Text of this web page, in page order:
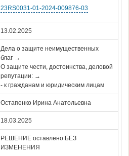
23RS0031-01-2024-009876-03
13.02.2025
Дела о защите неимущественных
благ →
О защите чести, достоинства, деловой
репутации: →
- к гражданам и юридическим лицам
Остапенко Ирина Анатольевна
18.03.2025
РЕШЕНИЕ оставлено БЕЗ
ИЗМЕНЕНИЯ